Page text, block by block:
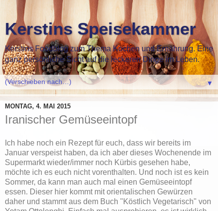
Kerstins Speisekammer
Kerstins Foodblog zum Thema Kochen und Ernährung. Eine
ganz persönliche Sicht auf die leckeren Dinge im Leben.
▼
MONTAG, 4. MAI 2015
Iranischer Gemüseeintopf
Ich habe noch ein Rezept für euch, dass wir bereits im
Januar verspeist haben, da ich aber dieses Wochenende im
Supermarkt wieder/immer noch Kürbis gesehen habe,
möchte ich es euch nicht vorenthalten. Und noch ist es kein
Sommer, da kann man auch mal einen Gemüseeintopf
essen. Dieser hier kommt mit orientalischen Gewürzen
daher und stammt aus dem Buch "Köstlich Vegetarisch" von